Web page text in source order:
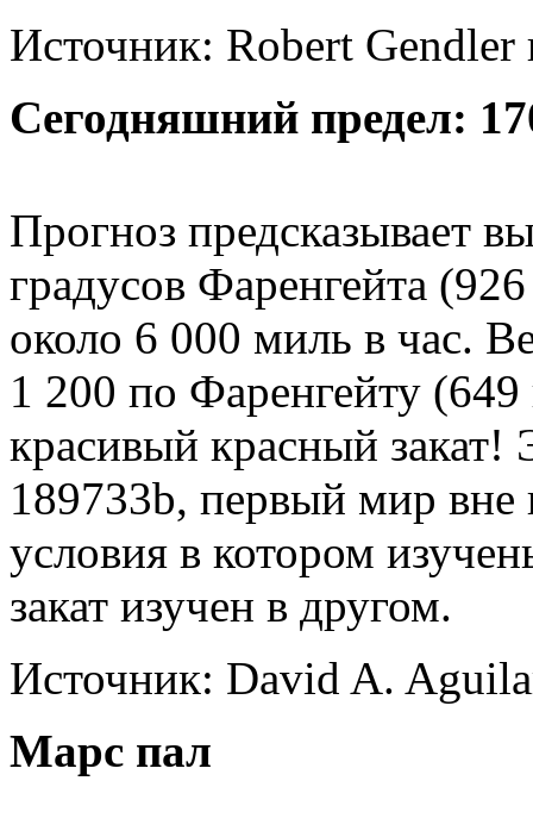
Источник: Robert Gendler
Сегодняшний предел:
Прогноз предсказывает
градусов Фаренгейта
около 6 000 миль в час.
1 200 по Фаренгейту
красивый красный
189733b, первый мир
условия в котором
закат изучен в другом.
Источник: David A.
Марс пал